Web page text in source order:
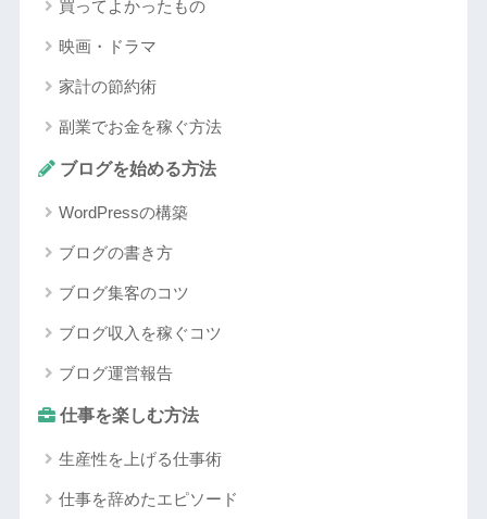
買ってよかったもの
映画・ドラマ
家計の節約術
副業でお金を稼ぐ方法
ブログを始める方法
WordPressの構築
ブログの書き方
ブログ集客のコツ
ブログ収入を稼ぐコツ
ブログ運営報告
仕事を楽しむ方法
生産性を上げる仕事術
仕事を辞めたエピソード